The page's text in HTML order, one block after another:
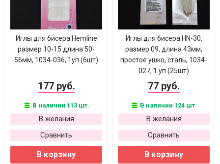
Иглы для бисера Hemline
размер 10-15 длина 50-
56мм, 1034-036, 1уп (6шт)
177 руб.
В наличии 113 шт.
В желания
Сравнить
В корзину
Иглы для бисера HN-30,
размер 09, длина 43мм,
простое ушко, сталь, 1034-
027, 1 уп (25шт)
77 руб.
В наличии 124 шт.
В желания
Сравнить
В корзину